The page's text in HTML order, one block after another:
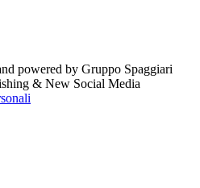
powered by Gruppo Spaggiari
& New Social Media